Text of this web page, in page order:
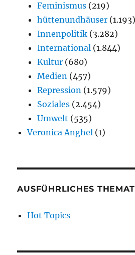
Feminismus (219)
hüttenundhäuser (1.193)
Innenpolitik (3.282)
International (1.844)
Kultur (680)
Medien (457)
Repression (1.579)
Soziales (2.454)
Umwelt (535)
Veronica Anghel (1)
AUSFÜHRLICHES
Hot Topics